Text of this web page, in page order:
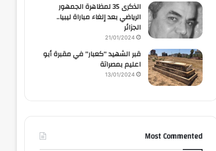
الذكرى 35 لمظاهرة الجمهور
الرياضي بعد إلغاء مباراة ليبيا..
الجزائر
21/01/2024
قبر الشهيد “كعبار” في مقبرة أبو
اعليم بمصراتة
13/01/2024
Most Commented